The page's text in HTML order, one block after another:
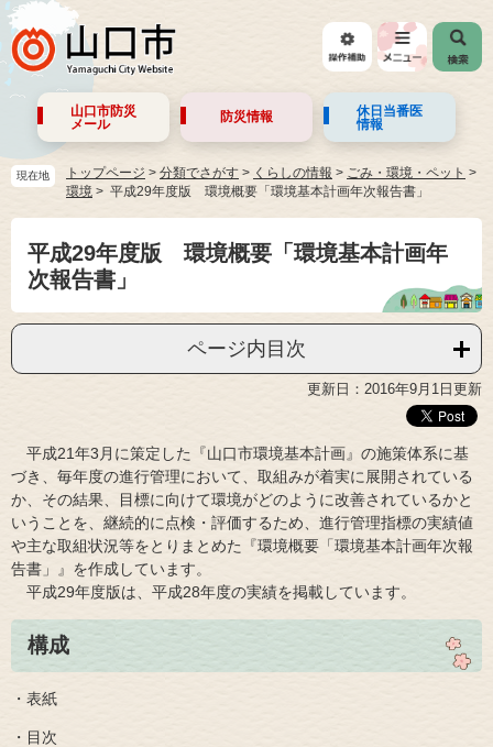
山口市防災
メール
防災情報
休日当番医
情報
現在地 トップページ > 分類でさがす > くらしの情報 > ごみ・環境・ペット >
環境
平成29年度版 環境概要「環境基本計画年次報告書」
平成29年度版 環境概要「環境基本計画年
次報告書」
ページ内目次
更新日：2016年9月1日更新
平成21年3月に策定した『山口市環境基本計画』の施策体系に基
づき、毎年度の進行管理において、取組みが着実に展開されている
か、その結果、目標に向けて環境がどのように改善されているかと
いうことを、継続的に点検・評価するため、進行管理指標の実績値
や主な取組状況等をとりまとめた『環境概要「環境基本計画年次報
告書」』を作成しています。
平成29年度版は、平成28年度の実績を掲載しています。
構成
・表紙
・目次